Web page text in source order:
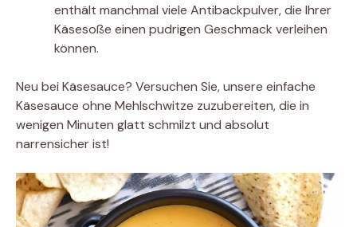
enthält manchmal viele Antibackpulver, die Ihrer
Käsesoße einen pudrigen Geschmack verleihen
können.
Neu bei Käsesauce? Versuchen Sie, unsere einfache
Käsesauce ohne Mehlschwitze zuzubereiten, die in
wenigen Minuten glatt schmilzt und absolut
narrensicher ist!